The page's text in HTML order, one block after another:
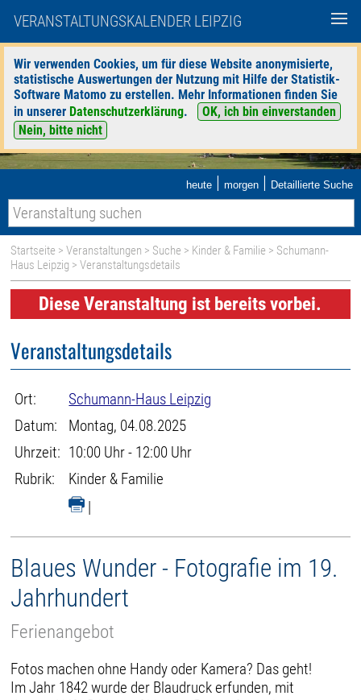
VERANSTALTUNGSKALENDER LEIPZIG
Wir verwenden Cookies, um für diese Website anonymisierte,
statistische Auswertungen der Nutzung mit Hilfe der Statistik-
Software Matomo zu erstellen. Mehr Informationen finden Sie
in unserer Datenschutzerklärung.
OK, ich bin einverstanden
Nein, bitte nicht
heute | morgen | Detaillierte Suche
Startseite >Veranstaltungen > Suche > Kinder & Familie > Schumann-
Haus Leipzig > Veranstaltungsdetails
Diese Veranstaltung ist bereits vorbei.
Veranstaltungsdetails
Ort:
Schumann-Haus Leipzig
Datum:
Montag, 04.08.2025
Uhrzeit: 10:00 Uhr - 12:00 Uhr
Rubrik:
Kinder & Familie
|
Blaues Wunder - Fotografie im 19.
Jahrhundert
Ferienangebot
Fotos machen ohne Handy oder Kamera? Das geht!
Im Jahr 1842 wurde der Blaudruck erfunden, mit